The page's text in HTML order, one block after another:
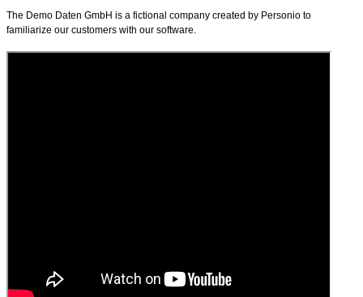
The Demo Daten GmbH is a fictional company created by Personio to
familiarize our customers with our software.